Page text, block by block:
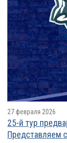
27 февраля 2026
25-й тур
Представляем